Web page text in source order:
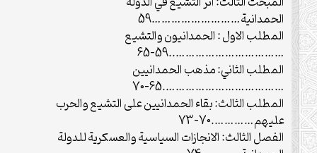
الحمدانية………………………59
المطلب الاول : الحمدانيون والتشيع
……………………………..59-65
المطلب الثاني: مذهب الحمدانيين
……………………………….65-70
المطلب الثالث: بقاء الحمدانيين على التشيع والحرب
عليهم………….70-73
الفصل الثالث: الانجازات السياسية والعسكرية للدولة